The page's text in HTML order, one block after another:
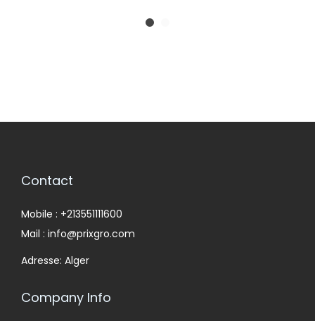
Contact
Mobile : +213551111600
Mail : info@prixgro.com
Adresse: Alger
Company Info